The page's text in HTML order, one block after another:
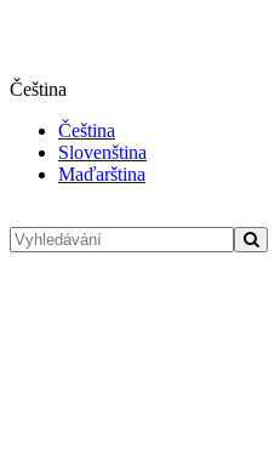
Čeština
Čeština
Slovenština
Maďarština